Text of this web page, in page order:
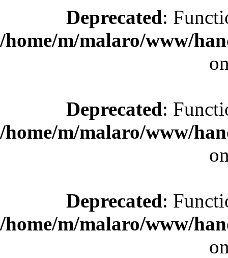
Deprecated:
/home/m/malaro/www/
Deprecated:
/home/m/malaro/www/
Deprecated:
/home/m/malaro/www/